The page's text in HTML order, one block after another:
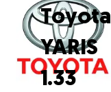
Toyota
YARIS
1.33